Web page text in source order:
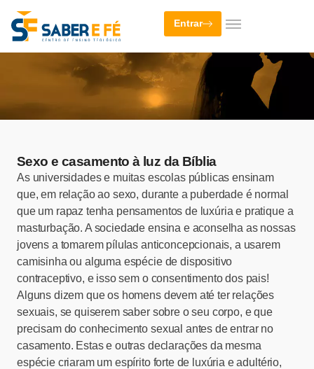
Entrar
Sexo e casamento à luz da Bíblia
As universidades e muitas escolas públicas ensinam
que, em relação ao sexo, durante a puberdade é normal
que um rapaz tenha pensamentos de luxúria e pratique a
masturbação. A sociedade ensina e aconselha as nossas
jovens a tomarem pílulas anticoncepcionais, a usarem
camisinha ou alguma espécie de dispositivo
contraceptivo, e isso sem o consentimento dos pais!
Alguns dizem que os homens devem até ter relações
sexuais, se quiserem saber sobre o seu corpo, e que
precisam do conhecimento sexual antes de entrar no
casamento. Estas e outras declarações da mesma
espécie criaram um espírito forte de luxúria e adultério,